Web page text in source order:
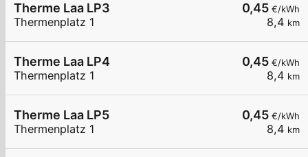
0,45 €/kWh
8,4 km
Therme Laa LP3
Thermenplatz 1
0,45 €/kWh
8,4 km
Therme Laa LP4
Thermenplatz 1
0,45 €/kWh
8,4 km
Therme Laa LP5
Thermenplatz 1